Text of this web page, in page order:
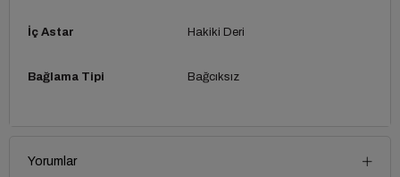
İç Astar Hakiki Deri
Bağlama Tipi Bağcıksız
Yorumlar